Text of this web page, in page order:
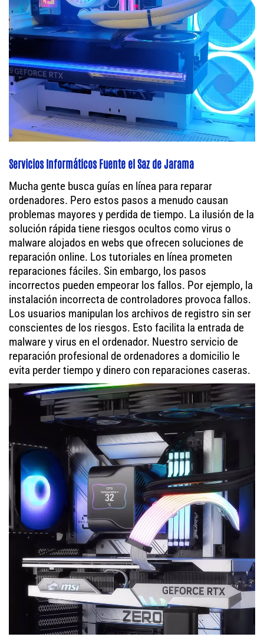
Servicios Informáticos Fuente el Saz de Jarama
Mucha gente busca guías en línea para reparar
ordenadores. Pero estos pasos a menudo causan
problemas mayores y perdida de tiempo. La ilusión de la
solución rápida tiene riesgos ocultos como virus o
malware alojados en webs que ofrecen soluciones de
reparación online. Los tutoriales en línea prometen
reparaciones fáciles. Sin embargo, los pasos
incorrectos pueden empeorar los fallos. Por ejemplo, la
instalación incorrecta de controladores provoca fallos.
Los usuarios manipulan los archivos de registro sin ser
conscientes de los riesgos. Esto facilita la entrada de
malware y virus en el ordenador. Nuestro servicio de
reparación profesional de ordenadores a domicilio le
evita perder tiempo y dinero con reparaciones caseras.